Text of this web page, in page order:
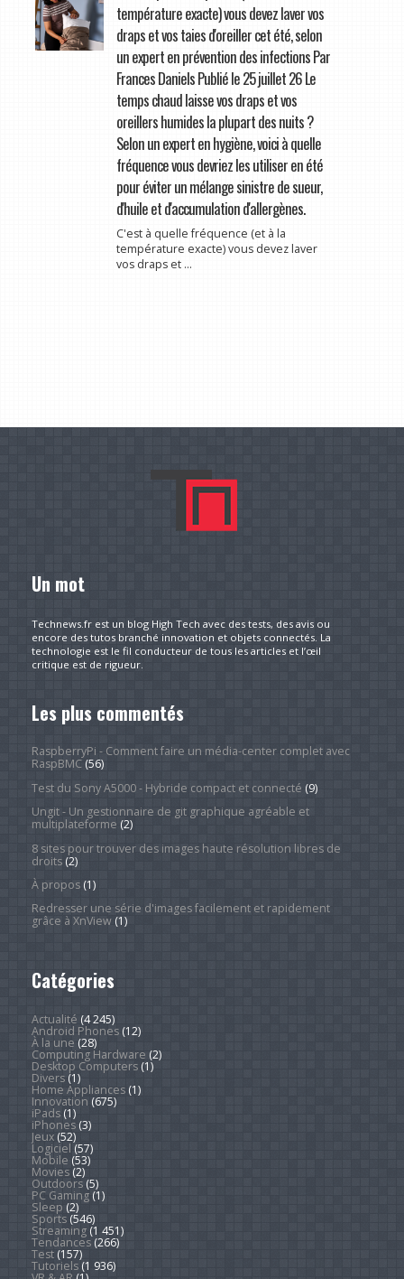
température exacte) vous devez laver vos
draps et vos taies d'oreiller cet été, selon
un expert en prévention des infections Par
Frances Daniels Publié le 25 juillet 26 Le
temps chaud laisse vos draps et vos
oreillers humides la plupart des nuits ?
Selon un expert en hygiène, voici à quelle
fréquence vous devriez les utiliser en été
pour éviter un mélange sinistre de sueur,
d'huile et d'accumulation d'allergènes.
C'est à quelle fréquence (et à la
température exacte) vous devez laver
vos draps et ...
Un mot
Technews.fr est un blog High Tech avec des tests, des avis ou
encore des tutos branché innovation et objets connectés. La
technologie est le fil conducteur de tous les articles et l’œil
critique est de rigueur.
Les plus commentés
RaspberryPi - Comment faire un média-center complet avec
RaspBMC(56)
Test du Sony A5000 - Hybride compact et connecté (9)
Ungit - Un gestionnaire de git graphique agréable et
multiplateforme (2)
8 sites pour trouver des images haute résolution libres de
droits(2)
À propos(1)
Redresser une série d'images facilement et rapidement
grâce à XnView(1)
Catégories
Actualité (4 245)
Android Phones(12)
À la une (28)
Computing Hardware (2)
Desktop Computers(1)
Divers(1)
Home Appliances(1)
Innovation (675)
iPads(1)
iPhones(3)
Jeux(52)
Logiciel (57)
Mobile (53)
Movies(2)
Outdoors(5)
PC Gaming(1)
Sleep (2)
Sports(546)
Streaming(1 451)
Tendances(266)
Test(157)
Tutoriels(1 936)